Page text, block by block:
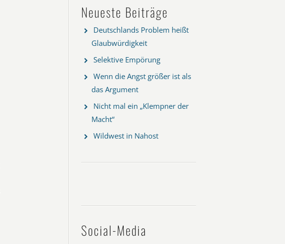
Neueste Beiträge
Deutschlands Problem heißt
Glaubwürdigkeit
Selektive Empörung
Wenn die Angst größer ist als
das Argument
Nicht mal ein „Klempner der
Macht“
Wildwest in Nahost
Social-Media